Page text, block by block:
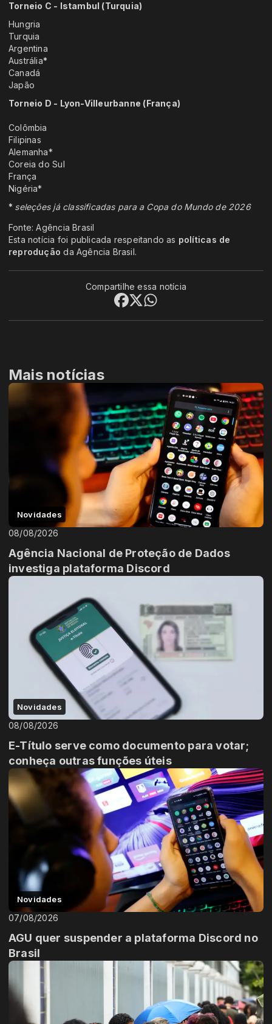
Torneio C - Istambul (Turquia)
Hungria
Turquia
Argentina
Austrália*
Canadá
Japão
Torneio D - Lyon-Villeurbanne (França)
Colômbia
Filipinas
Alemanha*
Coreia do Sul
França
Nigéria*
* seleções já classificadas para a Copa do Mundo de 2026
Fonte: Agência Brasil
Esta notícia foi publicada respeitando as políticas de
reprodução da Agência Brasil.
Compartilhe essa notícia
Mais notícias
Novidades
08/08/2026
Agência Nacional de Proteção de Dados
investiga plataforma Discord
Novidades
08/08/2026
E-Título serve como documento para votar;
conheça outras funções úteis
Novidades
07/08/2026
AGU quer suspender a plataforma Discord no
Brasil